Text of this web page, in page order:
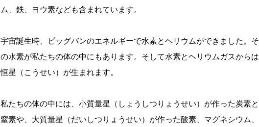
ム、鉄、ヨウ素なども含まれています。
宇宙誕生時、ビッグバンのエネルギーで水素とヘリウムができました。そ
の水素が私たちの体の中にもあります。そして水素とヘリウムガスからは
恒星（こうせい）が生まれます。
私たちの体の中には、小質量星（しょうしつりょうせい）が作った炭素と
窒素や、大質量星（だいしつりょうせい）が作った酸素、マグネシウム、